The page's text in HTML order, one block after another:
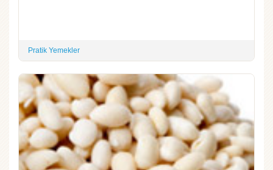
Pratik Yemekler